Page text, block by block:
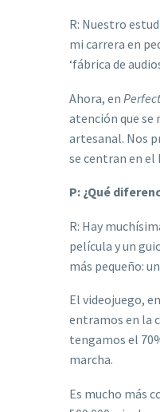
R: Nuestro
mi carrera en
‘fábrica de
Ahora, en
atención que se
artesanal. Nos
se centran en el
P: ¿Qué
R: Hay
película y un
más pequeño:
El videojuego,
entramos en la
tengamos el
marcha.
Es mucho más